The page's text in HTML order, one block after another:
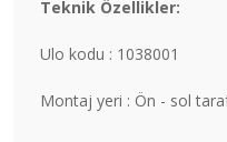
Teknik Özellikler:
Ulo kodu : 1038001
Montaj yeri : Ön - sol